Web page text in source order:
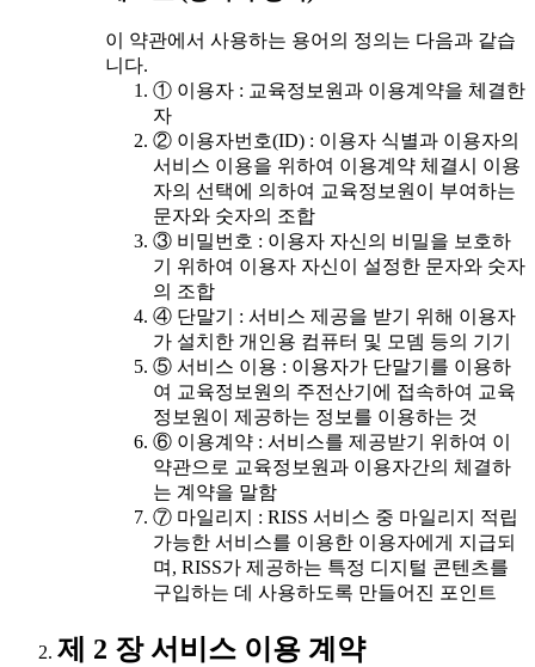
이 약관에서 사용하는 용어의 정의는 다음과 같습
니다.
① 이용자 : 교육정보원과 이용계약을 체결한
자
② 이용자번호(ID) : 이용자 식별과 이용자의
서비스 이용을 위하여 이용계약 체결시 이용
자의 선택에 의하여 교육정보원이 부여하는
문자와 숫자의 조합
③ 비밀번호 : 이용자 자신의 비밀을 보호하
기 위하여 이용자 자신이 설정한 문자와 숫자
의 조합
④ 단말기 : 서비스 제공을 받기 위해 이용자
가 설치한 개인용 컴퓨터 및 모뎀 등의 기기
⑤ 서비스 이용 : 이용자가 단말기를 이용하
여 교육정보원의 주전산기에 접속하여 교육
정보원이 제공하는 정보를 이용하는 것
⑥ 이용계약 : 서비스를 제공받기 위하여 이
약관으로 교육정보원과 이용자간의 체결하
는 계약을 말함
⑦ 마일리지 : RISS 서비스 중 마일리지 적립
가능한 서비스를 이용한 이용자에게 지급되
며, RISS가 제공하는 특정 디지털 콘텐츠를
구입하는 데 사용하도록 만들어진 포인트
제 2 장 서비스 이용 계약